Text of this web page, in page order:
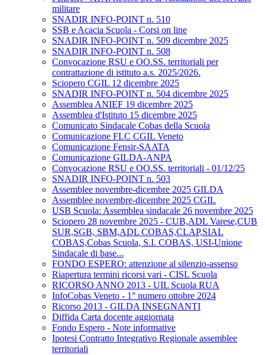
militare
SNADIR INFO-POINT n. 510
SSB e Acacia Scuola - Corsi on line
SNADIR INFO-POINT n. 509 dicembre 2025
SNADIR INFO-POINT n. 508
Convocazione RSU e OO.SS. territoriali per
contrattazione di istituto a.s. 2025/2026.
Sciopero CGIL 12 dicembre 2025
SNADIR INFO-POINT n. 504 dicembre 2025
Assemblea ANIEF 19 dicembre 2025
Assemblea d'Istituto 15 dicembre 2025
Comunicato Sindacale Cobas della Scuola
Comunicazione FLC CGIL Veneto
Comunicazione Fensir-SAATA
Comunicazione GILDA-ANPA
Convocazione RSU e OO.SS. territoriali - 01/12/25
SNADIR INFO-POINT n. 503
Assemblee novembre-dicembre 2025 GILDA
Assemblee novembre-dicembre 2025 CGIL
USB Scuola: Assemblea sindacale 26 novembre 2025
Sciopero 28 novembre 2025 - CUB,ADL Varese,CUB
SUR,SGB, SBM,ADL COBAS,CLAP,SIAL
COBAS,Cobas Scuola, S.I. COBAS, USI-Unione
Sindacale di base...
FONDO ESPERO: attenzione al silenzio-assenso
Riapertura termini ricorsi vari - CISL Scuola
RICORSO ANNO 2013 - UIL Scuola RUA
InfoCobas Veneto - 1° numero ottobre 2024
Ricorso 2013 - GILDA INSEGNANTI
Diffida Carta docente aggiornata
Fondo Espero - Note informative
Ipotesi Contratto Integrativo Regionale assemblee
territoriali